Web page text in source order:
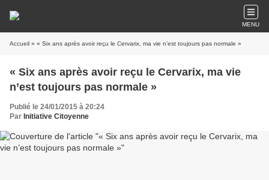
MENU
Accueil » « Six ans après avoir reçu le Cervarix, ma vie n’est toujours pas normale »
« Six ans après avoir reçu le Cervarix, ma vie
n’est toujours pas normale »
Publié le 24/01/2015 à 20:24
Par Initiative Citoyenne